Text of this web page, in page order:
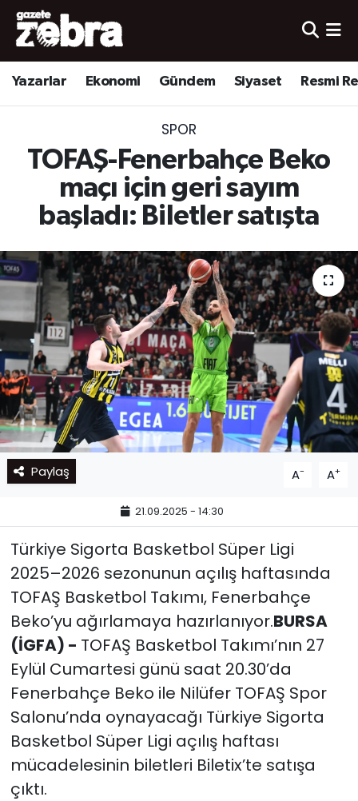
Yazarlar Ekonomi Gündem Siyaset Resmi
SPOR
TOFAŞ-Fenerbahçe Beko
maçı için geri sayım
başladı: Biletler satışta
Paylaş A- A+
21.09.2025 - 14:30
Türkiye Sigorta Basketbol Süper Ligi
2025–2026 sezonunun açılış haftasında
TOFAŞ Basketbol Takımı, Fenerbahçe
Beko’yu ağırlamaya hazırlanıyor.BURSA
(İGFA) - TOFAŞ Basketbol Takımı’nın 27
Eylül Cumartesi günü saat 20.30’da
Fenerbahçe Beko ile Nilüfer TOFAŞ Spor
Salonu’nda oynayacağı Türkiye Sigorta
Basketbol Süper Ligi açılış haftası
mücadelesinin biletleri Biletix’te satışa
çıktı.
Yazarlar
Ekonomi
Yerel
Spor
Nöbetçi Eczaneler
Hava Durumu
Süper Lig Puan Durumu ve Fikstür
Tüm Manşetler
Son Dakika Haberleri
Haber Arşivi